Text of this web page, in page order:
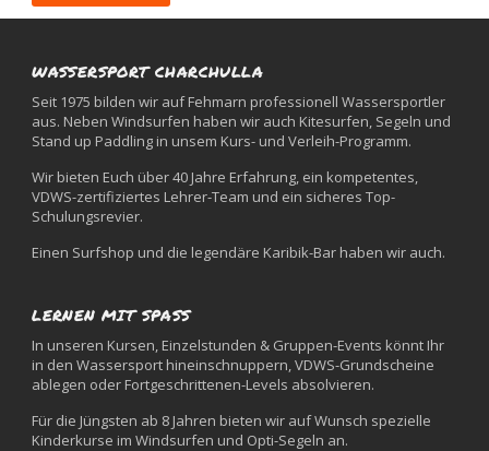
WASSERSPORT CHARCHULLA
Seit 1975 bilden wir auf Fehmarn professionell Wassersportler
aus. Neben Windsurfen haben wir auch Kitesurfen, Segeln und
Stand up Paddling in unsem Kurs- und Verleih-Programm.
Wir bieten Euch über 40 Jahre Erfahrung, ein kompetentes,
VDWS-zertifiziertes Lehrer-Team und ein sicheres Top-
Schulungsrevier.
Einen Surfshop und die legendäre Karibik-Bar haben wir auch.
LERNEN MIT SPASS
In unseren Kursen, Einzelstunden & Gruppen-Events könnt Ihr
in den Wassersport hineinschnuppern, VDWS-Grundscheine
ablegen oder Fortgeschrittenen-Levels absolvieren.
Für die Jüngsten ab 8 Jahren bieten wir auf Wunsch spezielle
Kinderkurse im Windsurfen und Opti-Segeln an.